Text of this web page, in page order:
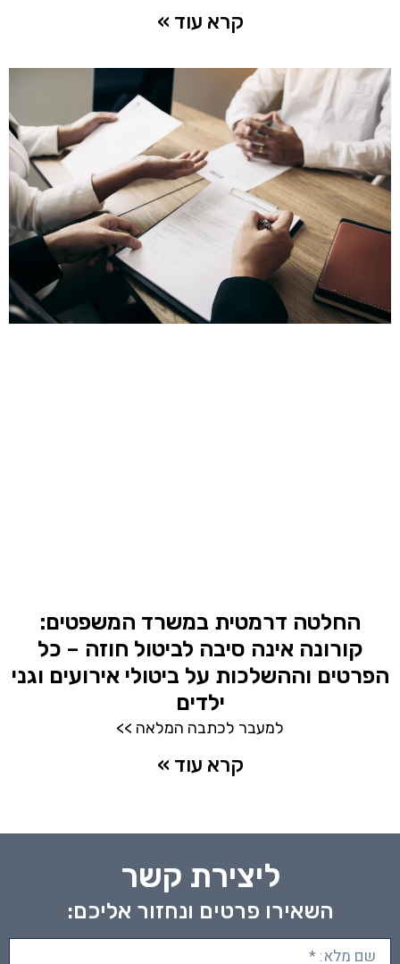
קרא עוד »
החלטה דרמטית במשרד המשפטים:
קורונה אינה סיבה לביטול חוזה – כל
הפרטים וההשלכות על ביטולי אירועים וגני
ילדים
למעבר לכתבה המלאה >>
קרא עוד »
ליצירת קשר
השאירו פרטים ונחזור אליכם: